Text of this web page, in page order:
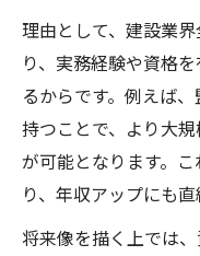
建設技術者
建設業で主
監理技術者資
建設監理技
建設技術者
監理技術者
建設現場に
理由として、建設業
り、実務経験や資格
るからです。例えば
持つことで、より大
が可能となります。
り、年収アップにも直
将来像を描く上では